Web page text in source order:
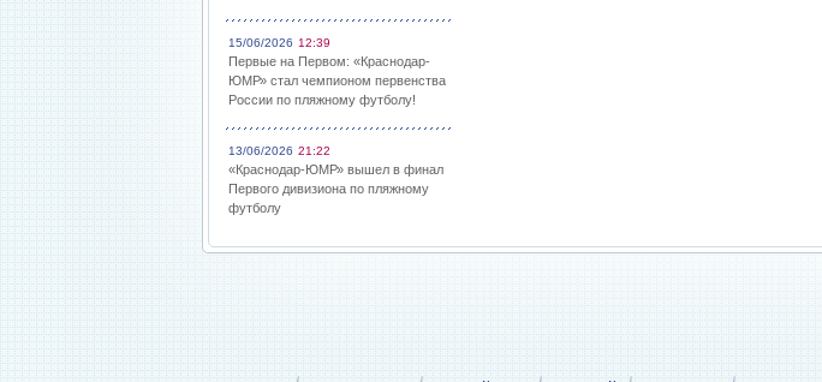
15/06/2026 12:39
Первые на Первом: «Краснодар-
ЮМР» стал чемпионом первенства
России по пляжному футболу!
13/06/2026 21:22
«Краснодар-ЮМР» вышел в финал
Первого дивизиона по пляжному
футболу